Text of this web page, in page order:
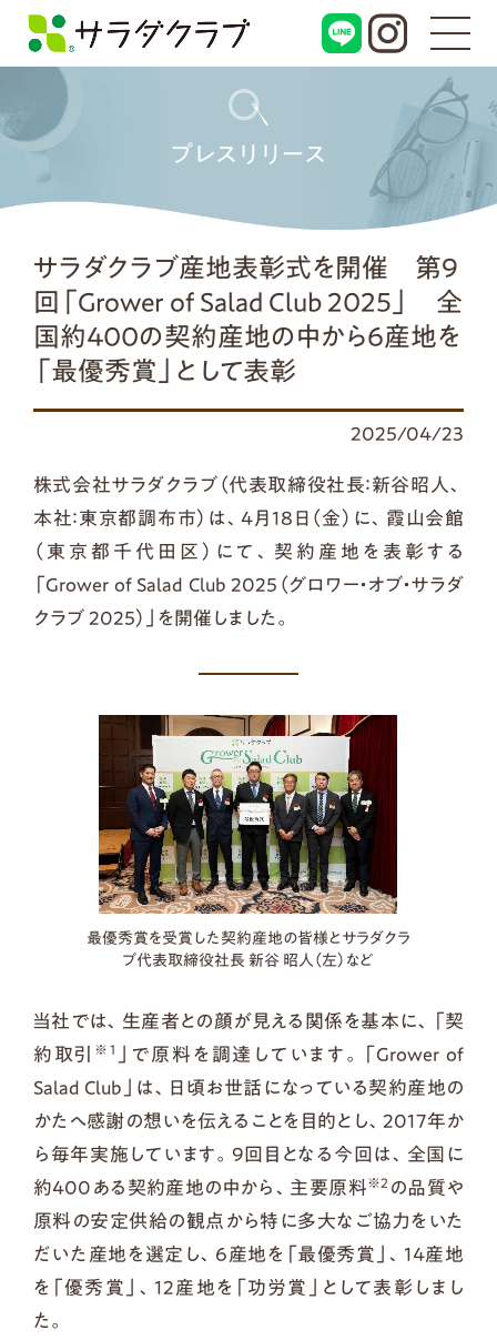
プレスリリース
サラダクラブ産地表彰式を開催 第9
回「Grower of Salad Club 2025」 全
国約400の契約産地の中から6産地を
「最優秀賞」として表彰
2025/04/23
株式会社サラダクラブ（代表取締役社長：新谷昭人、
本社：東京都調布市）は、4月18日（金）に、霞山会館
（東京都千代田区）にて、契約産地を表彰する
「Grower of Salad Club 2025（グロワー・オブ・サラダ
クラブ 2025）」を開催しました。
最優秀賞を受賞した契約産地の皆様とサラダクラ
ブ代表取締役社長 新谷 昭人（左）など
当社では、生産者との顔が見える関係を基本に、「契
約取引
※1
」で原料を調達しています。「Grower of
Salad Club」は、日頃お世話になっている契約産地の
かたへ感謝の想いを伝えることを目的とし、2017年か
ら毎年実施しています。9回目となる今回は、全国に
約400ある契約産地の中から、主要原料※2 の品質や
原料の安定供給の観点から特に多大なご協力をいた
だいた産地を選定し、6産地を「最優秀賞」、14産地
を「優秀賞」、12産地を「功労賞」として表彰しまし
た。